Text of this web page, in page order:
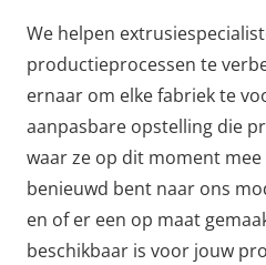
We helpen
productieprocessen te
ernaar om elke fabriek te
aanpasbare opstelling die
waar ze op dit moment
benieuwd bent naar ons
en of er een op maat
beschikbaar is voor jouw